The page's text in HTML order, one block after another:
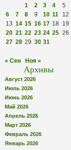
1
2 3 4
5
6
7 8 9 10 11
12
13 14 15 16 17 18
19
20 21 22 23 24 25 26
27 28 29 30 31
« Сен Ноя »
Архивы
Август 2026
Июль 2026
Июнь 2026
Май 2026
Апрель 2026
Март 2026
Февраль 2026
Январь 2026